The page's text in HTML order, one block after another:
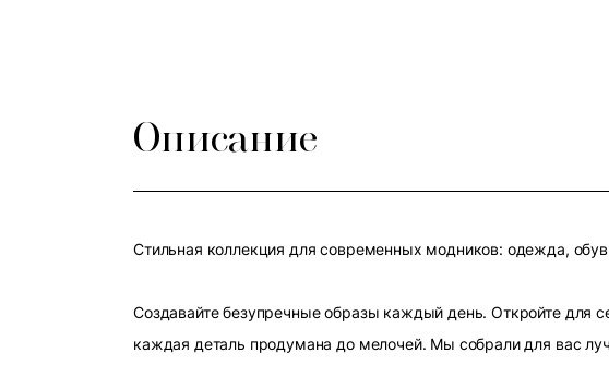
Описание
Стильная коллекция для современных модников: одежда,
Создавайте безупречные образы каждый день. Откройте для
каждая деталь продумана до мелочей. Мы собрали для вас